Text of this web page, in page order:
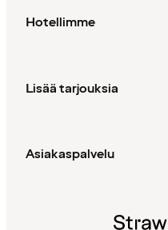
Hotellimme
Lisää tarjouksia
Asiakaspalvelu